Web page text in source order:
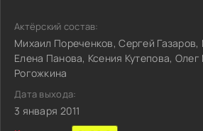
Актёрский состав:
Михаил Пореченков, Сергей Газаров,
Елена Панова, Ксения Кутепова,
Рогожкина
Дата выхода:
3 января 2011